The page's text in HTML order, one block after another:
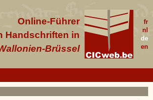
fr
nl
de
en
Online-Führer
Handschriften in
Brüssel